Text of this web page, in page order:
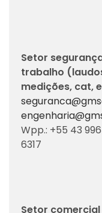
Setor
trabalho
medições, cat,
Wpp.: +55 43
6317
Setor comercial